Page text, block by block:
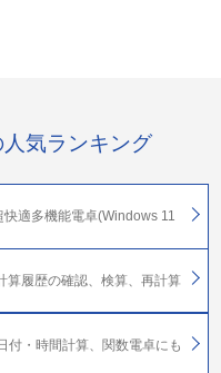
人気ランキング
適多機能電卓(Windows 11
算履歴の確認、検算、再計算
付・時間計算、関数電卓にも